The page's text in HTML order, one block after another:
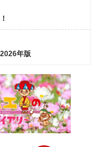
年版